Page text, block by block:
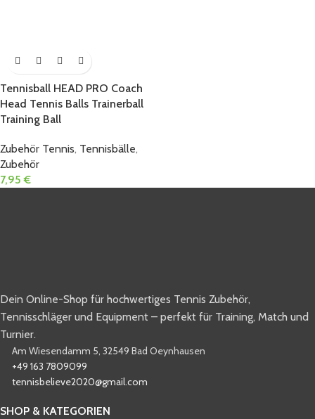
Tennisball HEAD PRO Coach
Head Tennis Balls Trainerball
Training Ball
Zubehör Tennis, Tennisbälle,
Zubehör
7,95€
Dein Online-Shop für hochwertiges Tennis Zubehör,
Tennisschläger und Equipment – perfekt für Training, Match und
Turnier.
Am Wiesendamm 5, 32549 Bad Oeynhausen
+49 163 7809099
tennisbelieve2020@gmail.com
SHOP & KATEGORIEN